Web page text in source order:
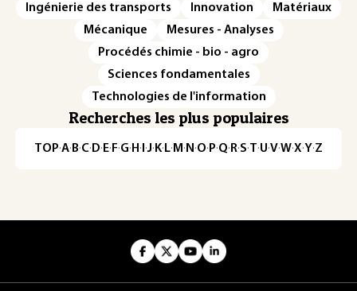
Ingénierie des transports
Innovation
Matériaux
Mécanique
Mesures - Analyses
Procédés chimie - bio - agro
Sciences fondamentales
Technologies de l'information
Recherches les plus populaires
TOP·A·B·C· D· E· F·G· H · ·J· K· L· M · N ·O· P·Q· R·S·T·U·V·W·X·Y·Z